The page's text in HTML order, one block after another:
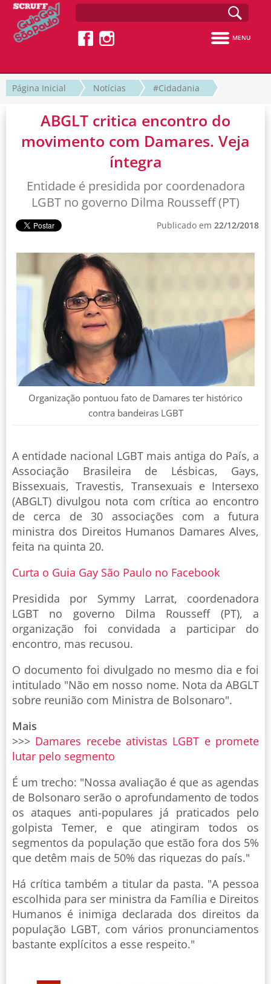
MENU
Página Inicial Notícias #Cidadania
ABGLT critica encontro do
movimento com Damares. Veja
íntegra
Entidade é presidida por coordenadora
LGBT no governo Dilma Rousseff (PT)
Publicado em 22/12/2018
Organização pontuou fato de Damares ter histórico
contra bandeiras LGBT
A entidade nacional LGBT mais antiga do País, a
Associação Brasileira de Lésbicas, Gays,
Bissexuais, Travestis, Transexuais e Intersexo
(ABGLT) divulgou nota com crítica ao encontro
de cerca de 30 associações com a futura
ministra dos Direitos Humanos Damares Alves,
feita na quinta 20.
Curta o Guia Gay São Paulo no Facebook
Presidida por Symmy Larrat, coordenadora
LGBT no governo Dilma Rousseff (PT), a
organização foi convidada a participar do
encontro, mas recusou.
O documento foi divulgado no mesmo dia e foi
intitulado "Não em nosso nome. Nota da ABGLT
sobre reunião com Ministra de Bolsonaro".
Mais
>>> Damares recebe ativistas LGBT e promete
lutar pelo segmento
É um trecho: "Nossa avaliação é que as agendas
de Bolsonaro serão o aprofundamento de todos
os ataques anti-populares já praticados pelo
golpista Temer, e que atingiram todos os
segmentos da população que estão fora dos 5%
que detêm mais de 50% das riquezas do país."
Há crítica também a titular da pasta. "A pessoa
escolhida para ser ministra da Família e Direitos
Humanos é inimiga declarada dos direitos da
população LGBT, com vários pronunciamentos
bastante explícitos a esse respeito."